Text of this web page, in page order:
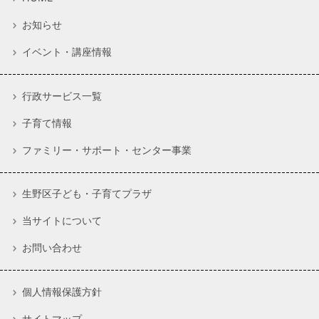
お知らせ
イベント・講座情報
行政サービス一覧
子育て情報
ファミリー・サポート・センター事業
生野区子ども・子育てプラザ
当サイトについて
お問い合わせ
個人情報保護方針